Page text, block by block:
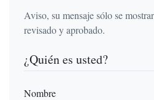
Aviso, su mensaje sólo se
revisado y aprobado.
¿Quién es usted?
Nombre